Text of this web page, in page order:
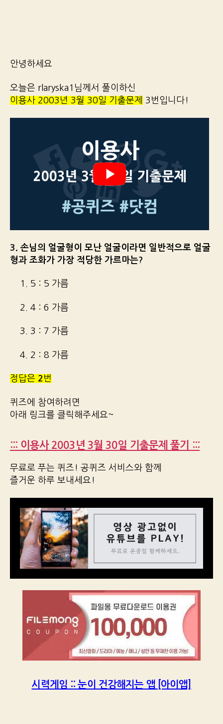
안녕하세요
오늘은 rlaryska1님께서 풀이하신
이용사 2003년 3월 30일 기출문제
3번입니다!
3. 손님의 얼굴형이 모난 얼굴이라면 일반적으로 얼굴
형과 조화가 가장 적당한 가르마는?
1. 5 : 5 가름
2. 4 : 6 가름
3. 3 : 7 가름
4. 2 : 8 가름
정답은 2 번
퀴즈에 참여하려면
아래 링크를 클릭해주세요~
::: 이용사 2003년 3월 30일 기출문제 풀기 :::
무료로 푸는 퀴즈! 공퀴즈 서비스와 함께
즐거운 하루 보내세요!
시력게임 :: 눈이 건강해지는 앱 [아이앱]